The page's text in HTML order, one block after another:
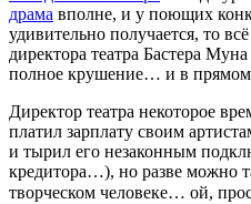
драма вполне, и у поющих
удивительно получается, то
директора театра Бастера
полное крушение… и в
Директор театра некоторое
платил зарплату своим
и тырил его незаконным
кредитора…), но разве можно
творческом человеке… ой,